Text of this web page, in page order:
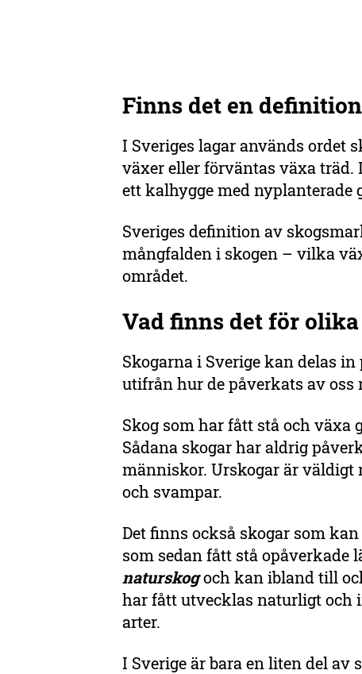
Finns det en
I Sveriges lagar används ordet
växer eller förväntas växa
ett kalhygge med nyplanterade
Sveriges definition av
mångfalden i skogen – vilka
området.
Vad finns det för
Skogarna i Sverige kan delas
utifrån hur de påverkats av oss
Skog som har fått stå och växa
Sådana skogar har aldrig
människor. Urskogar är
och svampar.
Det finns också skogar som
som sedan fått stå opåverkade
naturskogoch kan ibland till
har fått utvecklas naturligt och
arter.
I Sverige är bara en liten del av